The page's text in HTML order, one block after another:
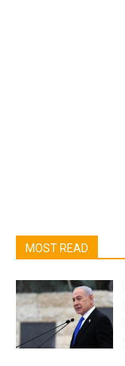
MOST READ